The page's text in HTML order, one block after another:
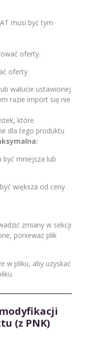
musi być tym
oferty.
oferty
walucie ustawionej
razie import się nie
które
dla tego produktu
być mniejsza lub
większa od ceny
zmiany w sekcji
ponieważ plik
w pliku, aby uzyskać
(z PNK)